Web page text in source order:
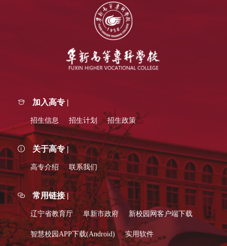
加入高专 |
招生信息 招生计划 招生政策
关于高专 |
高专介绍 联系我们
常用链接 |
辽宁省教育厅 阜新市政府 新校园网客户端下载
智慧校园APP下载(Android) 实用软件